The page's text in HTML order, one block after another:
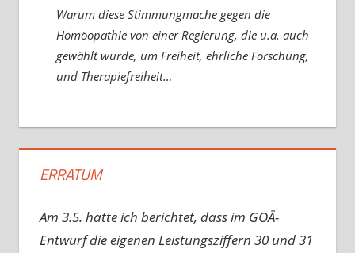
Warum diese Stimmungmache gegen die
Homöopathie von einer Regierung, die u.a. auch
gewählt wurde, um Freiheit, ehrliche Forschung,
und Therapiefreiheit…
ERRATUM
Am 3.5. hatte ich berichtet, dass im GOÄ-
Entwurf die eigenen Leistungsziffern 30 und 31